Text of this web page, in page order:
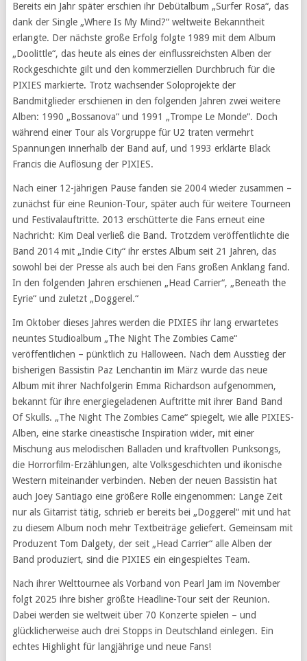
Bereits ein Jahr später erschien ihr Debütalbum „Surfer Rosa“, das
dank der Single „Where Is My Mind?“ weltweite Bekanntheit
erlangte. Der nächste große Erfolg folgte 1989 mit dem Album
„Doolittle“, das heute als eines der einflussreichsten Alben der
Rockgeschichte gilt und den kommerziellen Durchbruch für die
PIXIES markierte. Trotz wachsender Soloprojekte der
Bandmitglieder erschienen in den folgenden Jahren zwei weitere
Alben: 1990 „Bossanova“ und 1991 „Trompe Le Monde“. Doch
während einer Tour als Vorgruppe für U2 traten vermehrt
Spannungen innerhalb der Band auf, und 1993 erklärte Black
Francis die Auflösung der PIXIES.
Nach einer 12-jährigen Pause fanden sie 2004 wieder zusammen –
zunächst für eine Reunion-Tour, später auch für weitere Tourneen
und Festivalauftritte. 2013 erschütterte die Fans erneut eine
Nachricht: Kim Deal verließ die Band. Trotzdem veröffentlichte die
Band 2014 mit „Indie City“ ihr erstes Album seit 21 Jahren, das
sowohl bei der Presse als auch bei den Fans großen Anklang fand.
In den folgenden Jahren erschienen „Head Carrier“, „Beneath the
Eyrie“ und zuletzt „Doggerel.“
Im Oktober dieses Jahres werden die PIXIES ihr lang erwartetes
neuntes Studioalbum „The Night The Zombies Came“
veröffentlichen – pünktlich zu Halloween. Nach dem Ausstieg der
bisherigen Bassistin Paz Lenchantin im März wurde das neue
Album mit ihrer Nachfolgerin Emma Richardson aufgenommen,
bekannt für ihre energiegeladenen Auftritte mit ihrer Band Band
Of Skulls. „The Night The Zombies Came“ spiegelt, wie alle PIXIES-
Alben, eine starke cineastische Inspiration wider, mit einer
Mischung aus melodischen Balladen und kraftvollen Punksongs,
die Horrorfilm-Erzählungen, alte Volksgeschichten und ikonische
Western miteinander verbinden. Neben der neuen Bassistin hat
auch Joey Santiago eine größere Rolle eingenommen: Lange Zeit
nur als Gitarrist tätig, schrieb er bereits bei „Doggerel“ mit und hat
zu diesem Album noch mehr Textbeiträge geliefert. Gemeinsam mit
Produzent Tom Dalgety, der seit „Head Carrier“ alle Alben der
Band produziert, sind die PIXIES ein eingespieltes Team.
Nach ihrer Welttournee als Vorband von Pearl Jam im November
folgt 2025 ihre bisher größte Headline-Tour seit der Reunion.
Dabei werden sie weltweit über 70 Konzerte spielen – und
glücklicherweise auch drei Stopps in Deutschland einlegen. Ein
echtes Highlight für langjährige und neue Fans!